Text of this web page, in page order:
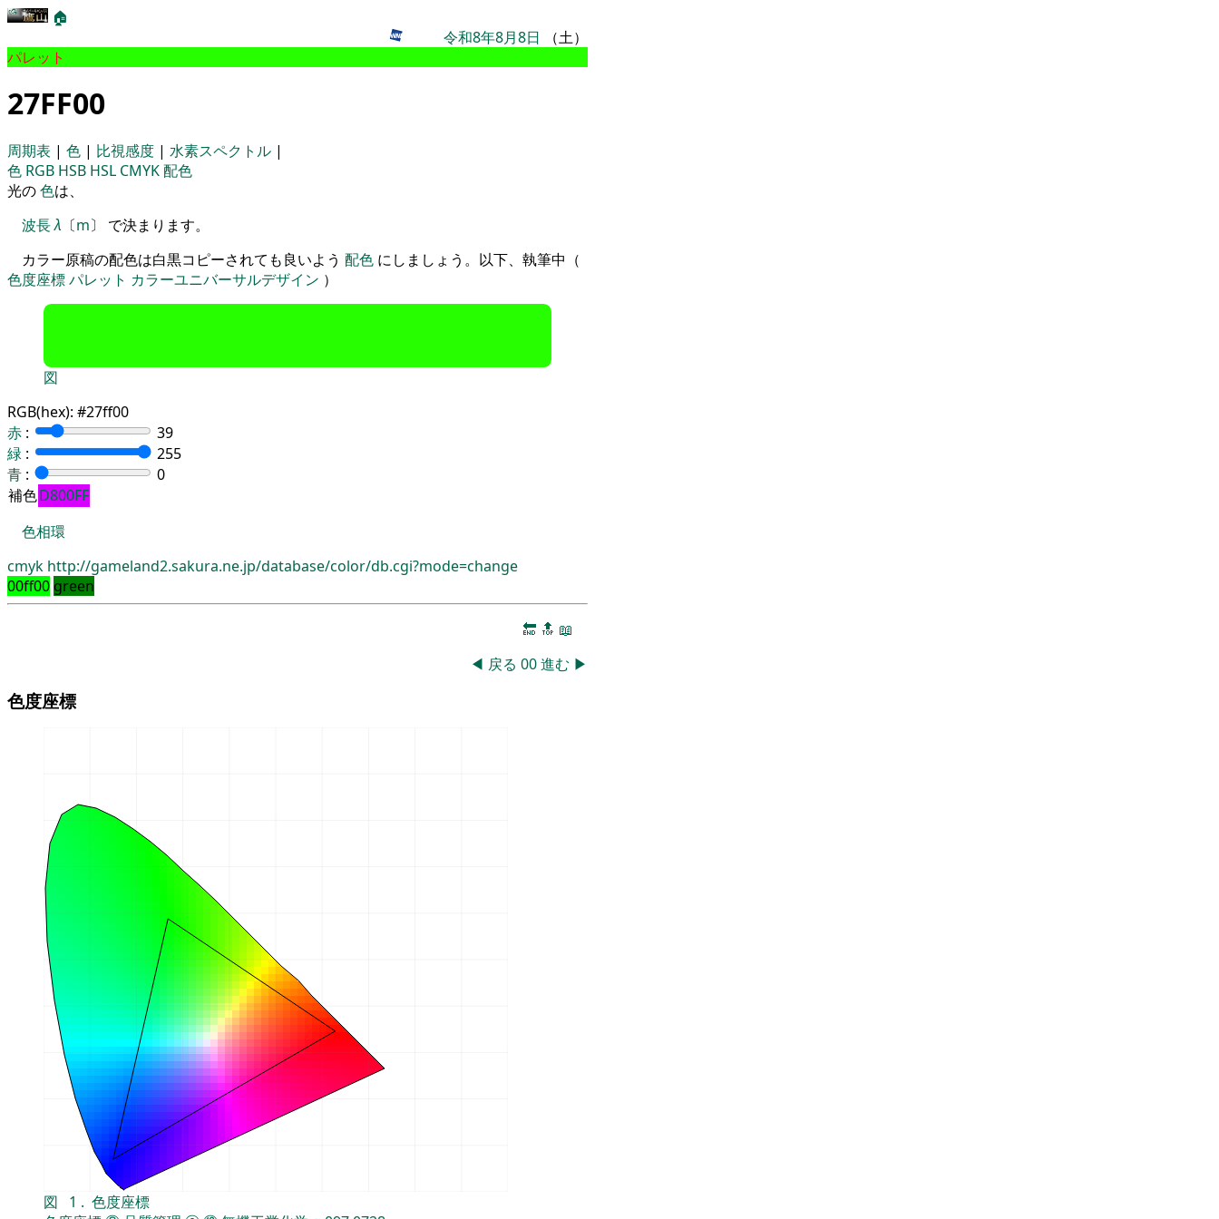
🏠
令和8年8月8日 （土）
パレット
27FF00
周期表 | 色 | 比視感度 | 水素スペクトル |
色 RGB HSB HSL CMYK配色
光の色は、
波長λ 〔m〕 で決まります。
カラー原稿の配色は白黒コピーされても良いよう 配色 にしましょう。以下、執筆中（
色度座標パレット カラーユニバーサルデザイン ）
図
RGB(hex): #27ff00
赤 :
39
緑 :
255
青 :
0
補色D800FF
色相環
cmyk http://gameland2.sakura.ne.jp/database/color/db.cgi?mode=change
00ff00 green
🔚 🔝 📖
◀ 戻る 00進む ▶
色度座標
図 1 . 色度座標